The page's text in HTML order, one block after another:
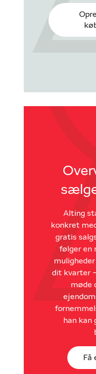
Alting
konkret
gratis
følger en
dit kvarter
møde
han kan
Få